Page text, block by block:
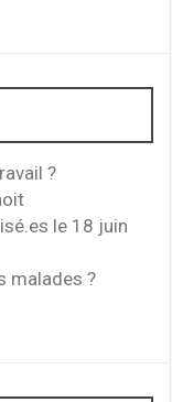
?
le 18 juin
malades ?